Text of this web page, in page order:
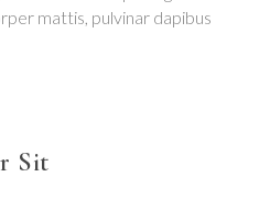
mattis, pulvinar dapibus
Sit